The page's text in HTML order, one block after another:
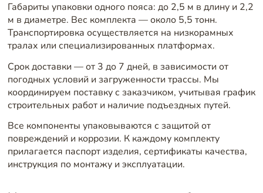
Габариты упаковки одного пояса: до 2,5 м в длину и 2,2
м в диаметре. Вес комплекта — около 5,5 тонн.
Транспортировка осуществляется на низкорамных
тралах или специализированных платформах.
Срок доставки — от 3 до 7 дней, в зависимости от
погодных условий и загруженности трассы. Мы
координируем поставку с заказчиком, учитывая график
строительных работ и наличие подъездных путей.
Все компоненты упаковываются с защитой от
повреждений и коррозии. К каждому комплекту
прилагается паспорт изделия, сертификаты качества,
инструкция по монтажу и эксплуатации.